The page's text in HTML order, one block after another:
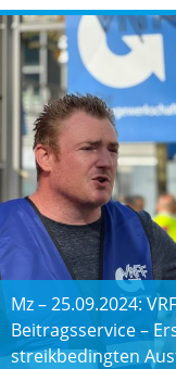
Mz – 25.09.2024:
Beitragsservice –
streikbedingten